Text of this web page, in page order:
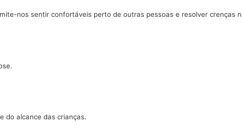
nos sentir confortáveis perto de outras pessoas e resolver crenças
do alcance das crianças.